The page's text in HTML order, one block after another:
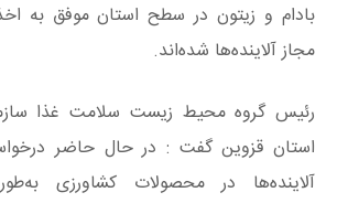
بادام و زیتون در سطح استان موفق به
مجاز آلاینده‌ها شده‌اند.
رئیس گروه محیط زیست سلامت غذا
استان قزوین گفت : در حال حاضر
آلاینده‌ها در محصولات کشاورزی